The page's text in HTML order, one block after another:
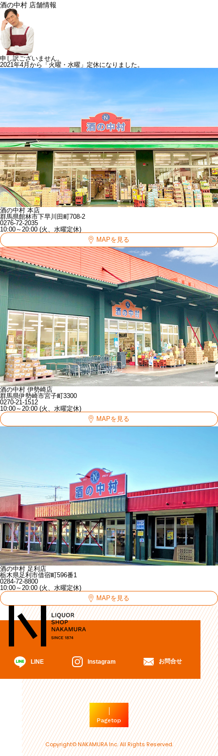
酒の中村 店舗情報
申し訳ございません。
2021年4月から「火曜・水曜」定休になりました。
酒の中村 本店
群馬県館林市下早川田町708-2
0276-72-2035
10:00～20:00 (火、水曜定休)
MAPを見る
酒の中村 伊勢崎店
群馬県伊勢崎市宮子町3300
0270-21-1512
10:00～20:00 (火、水曜定休)
MAPを見る
酒の中村 足利店
栃木県足利市借宿町596番1
0284-72-8800
10:00～20:00 (火、水曜定休)
MAPを見る
LINE Instagram お問合せ
Pagetop
Copyright© NAKAMURA Inc. All Rights Reserved.